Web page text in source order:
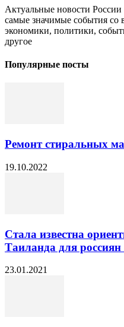
Актуальные новости
самые значимые события со
экономики, политики,
другое
Популярные посты
Ремонт стиральных
19.10.2022
Стала известна
Таиланда для россиян
23.01.2021